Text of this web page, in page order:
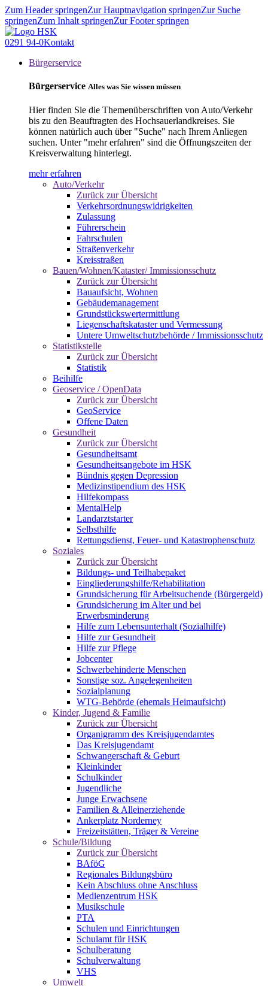
Zum Header springenZur Hauptnavigation springenZur Suche
springenZum Inhalt springenZur Footer springen
0291 94-0Kontakt
Bürgerservice
Bürgerservice Alles was Sie wissen müssen
Hier finden Sie die Themenüberschriften von Auto/Verkehr
bis zu den Beauftragten des Hochsauerlandkreises. Sie
können natürlich auch über "Suche" nach Ihrem Anliegen
suchen. Unter "mehr erfahren" sind die Öffnungszeiten der
Kreisverwaltung hinterlegt.
mehr erfahren
Auto/Verkehr
Zurück zur Übersicht
Verkehrsordnungswidrigkeiten
Zulassung
Führerschein
Fahrschulen
Straßenverkehr
Kreisstraßen
Bauen/Wohnen/Kataster/ Immissionsschutz
Zurück zur Übersicht
Bauaufsicht, Wohnen
Gebäudemanagement
Grundstückswertermittlung
Liegenschaftskataster und Vermessung
Untere Umweltschutzbehörde / Immissionsschutz
Statistikstelle
Zurück zur Übersicht
Statistik
Beihilfe
Geoservice / OpenData
Zurück zur Übersicht
GeoService
Offene Daten
Gesundheit
Zurück zur Übersicht
Gesundheitsamt
Gesundheitsangebote im HSK
Bündnis gegen Depression
Medizinstipendium des HSK
Hilfekompass
MentalHelp
Landarztstarter
Selbsthilfe
Rettungsdienst, Feuer- und Katastrophenschutz
Soziales
Zurück zur Übersicht
Bildungs- und Teilhabepaket
Eingliederungshilfe/Rehabilitation
Grundsicherung für Arbeitsuchende (Bürgergeld)
Grundsicherung im Alter und bei
Erwerbsminderung
Hilfe zum Lebensunterhalt (Sozialhilfe)
Hilfe zur Gesundheit
Hilfe zur Pflege
Jobcenter
Schwerbehinderte Menschen
Sonstige soz. Angelegenheiten
Sozialplanung
WTG-Behörde (ehemals Heimaufsicht)
Kinder, Jugend & Familie
Zurück zur Übersicht
Organigramm des Kreisjugendamtes
Das Kreisjugendamt
Schwangerschaft & Geburt
Kleinkinder
Schulkinder
Jugendliche
Junge Erwachsene
Familien & Alleinerziehende
Ankerplatz Norderney
Freizeitstätten, Träger & Vereine
Schule/Bildung
Zurück zur Übersicht
BAföG
Regionales Bildungsbüro
Kein Abschluss ohne Anschluss
Medienzentrum HSK
Musikschule
PTA
Schulen und Einrichtungen
Schulamt für HSK
Schulberatung
Schulverwaltung
VHS
Umwelt